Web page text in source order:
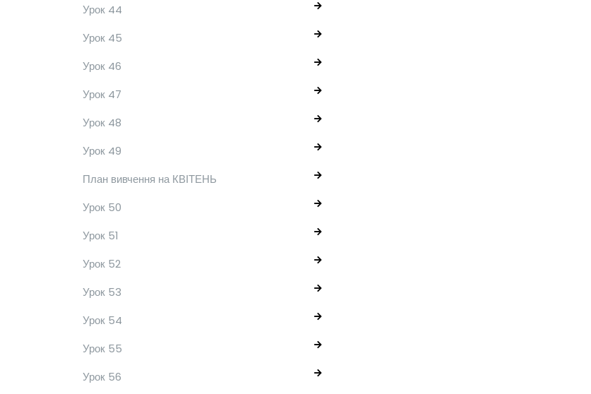
Урок 44
Урок 45
Урок 46
Урок 47
Урок 48
Урок 49
План вивчення на КВІТЕНЬ
Урок 50
Урок 51
Урок 52
Урок 53
Урок 54
Урок 55
Урок 56